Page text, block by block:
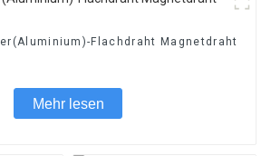
Flachdraht Magnetdraht
Mehr lesen